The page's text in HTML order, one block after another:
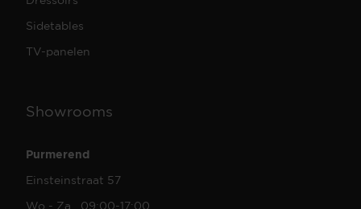
Sidetables
TV-panelen
Showrooms
Purmerend
Einsteinstraat 57
Wo - Za 09:00-17:00